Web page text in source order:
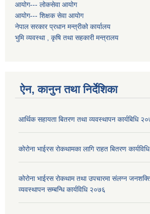
आयोग--- लोकसेवा आयोग
आयोग--- शिक्षक सेवा आयोग
नेपाल सरकार प्रधान मन्त्रीको कार्यालय
भुमि व्यवस्था , कृषि तथा सहकारी मन्त्रालय
ऐन, कानुन तथा निर्देशिका
आर्थिक सहायता बितरण तथा व्यवस्थापन कार्यबिधि
कोरोना भाईरस रोकथामका लागि राहत बितरण
कोरोना भाईरस रोकथाम तथा उपचारमा संलग्न
व्यवस्थापन सम्बन्धि कार्यविधि २०७६